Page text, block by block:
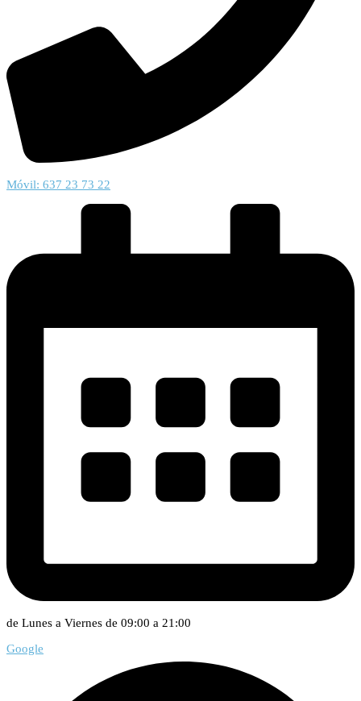
Móvil: 637 23 73 22
de Lunes a Viernes de 09:00 a 21:00
Google